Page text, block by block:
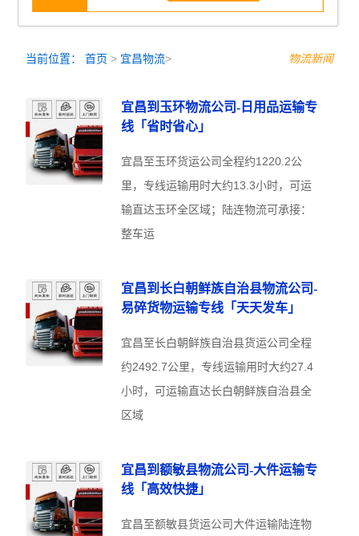
当前位置：首页 > 宜昌物流> 物流新闻
宜昌到玉环物流公司-日用品运输专
线「省时省心」
宜昌至玉环货运公司全程约1220.2公
里，专线运输用时大约13.3小时，可运
输直达玉环全区域；陆连物流可承接：
整车运
宜昌到长白朝鲜族自治县物流公司-
易碎货物运输专线「天天发车」
宜昌至长白朝鲜族自治县货运公司全程
约2492.7公里，专线运输用时大约27.4
小时，可运输直达长白朝鲜族自治县全
区域
宜昌到额敏县物流公司-大件运输专
线「高效快捷」
宜昌至额敏县货运公司大件运输陆连物